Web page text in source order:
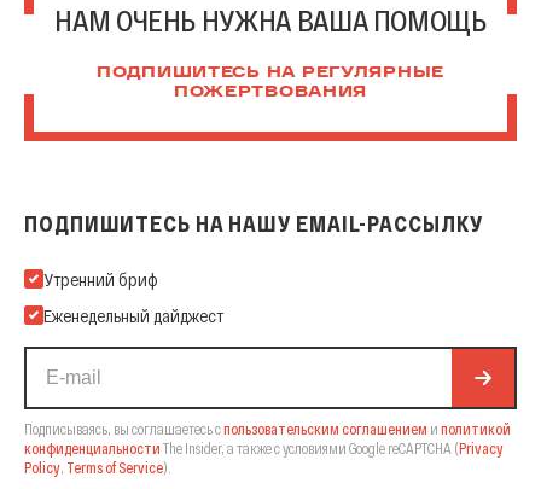
НАМ ОЧЕНЬ НУЖНА ВАША ПОМОЩЬ
ПОДПИШИТЕСЬ НА РЕГУЛЯРНЫЕ
ПОЖЕРТВОВАНИЯ
ПОДПИШИТЕСЬ НА НАШУ EMAIL-РАССЫЛКУ
Подпишитесь на нашу Email-рассылку
Утренний бриф
Еженедельный дайджест
Подписываясь, вы соглашаетесь спользовательским соглашением и политикой
конфиденциальности The Insider, а также с условиями Google reCAPTCHA (Privacy
Policy, Terms of Service).